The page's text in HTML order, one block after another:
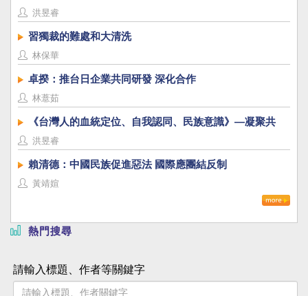
洪昱睿
習獨裁的難處和大清洗
林保華
卓揆：推台日企業共同研發 深化合作
林薏茹
《台灣人的血統定位、自我認同、民族意識》—凝聚共
識，建立台灣國族認同
洪昱睿
賴清德：中國民族促進惡法 國際應團結反制
黃靖媗
熱門搜尋
請輸入標題、作者等關鍵字